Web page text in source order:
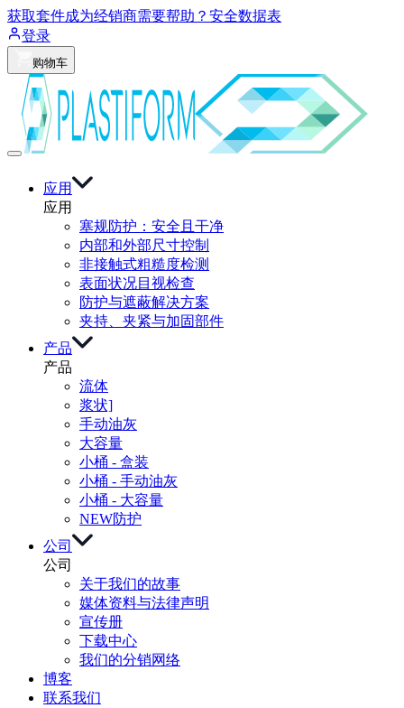
获取套件成为经销商需要帮助？ 安全数据表
登录
购物车
应用
应用
塞规防护：安全且干净
内部和外部尺寸控制
非接触式粗糙度检测
表面状况目视检查
防护与遮蔽解决方案
夹持、夹紧与加固部件
产品
产品
流体
浆状]
手动油灰
大容量
小桶 - 盒装
小桶 - 手动油灰
小桶 - 大容量
NEW防护
公司
公司
关于我们的故事
媒体资料与法律声明
宣传册
下载中心
我们的分销网络
博客
联系我们